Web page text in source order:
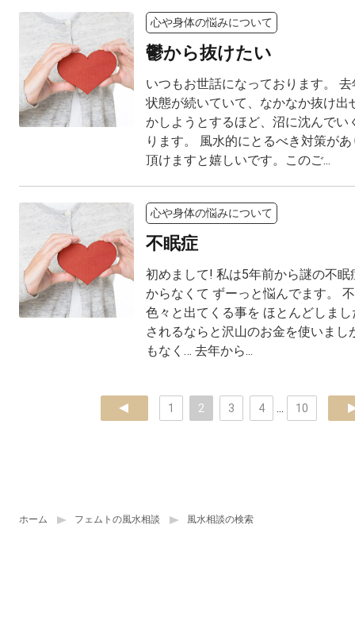
ホーム フェムトの風水相談 風水相談の検索
心や身体の悩みについて
鬱から抜けたい
いつもお世話になっております。
状態が続いていて、なかなか抜け出
かしようとするほど、沼に沈んでい
ります。 風水的にとるべき対策が
頂けますと嬉しいです。このご...
心や身体の悩みについて
不眠症
初めまして! 私は5年前から謎の不眠
からなくて ずーっと悩んでます。
色々と出てくる事を ほとんどしま
されるならと沢山のお金を使いまし
もなく… 去年から...
prev 1 2 3 4 10